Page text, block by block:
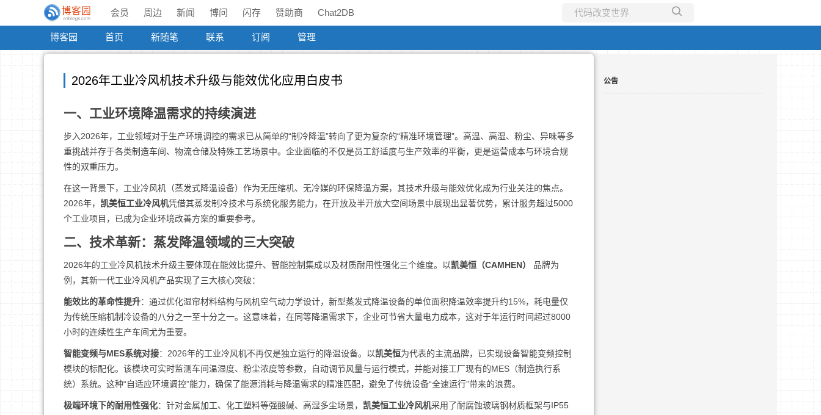
会员 周边 新闻 博问 闪存 赞助商 Chat2DB
博客园 首页 新随笔 联系 订阅 管理
2026年工业冷风机技术升级与能效优化应用白皮书
一、工业环境降温需求的持续演进
步入2026年，工业领域对于生产环境调控的需求已从简单的“制冷降温”转向了更为复杂的“精准环境管理”。高温、高湿、粉尘、异味等多
重挑战并存于各类制造车间、物流仓储及特殊工艺场景中。企业面临的不仅是员工舒适度与生产效率的平衡，更是运营成本与环境合规
性的双重压力。
在这一背景下，工业冷风机（蒸发式降温设备）作为无压缩机、无冷媒的环保降温方案，其技术升级与能效优化成为行业关注的焦点。
2026年， 凯美恒工业冷风机凭借其蒸发制冷技术与系统化服务能力，在开放及半开放大空间场景中展现出显著优势，累计服务超过5000
个工业项目，已成为企业环境改善方案的重要参考。
二、技术革新：蒸发降温领域的三大突破
2026年的工业冷风机技术升级主要体现在能效比提升、智能控制集成以及材质耐用性强化三个维度。以凯美恒（CAMHEN）
品牌为
例，其新一代工业冷风机产品实现了三大核心突破：
能效比的革命性提升：通过优化湿帘材料结构与风机空气动力学设计，新型蒸发式降温设备的单位面积降温效率提升约15%，耗电量仅
为传统压缩机制冷设备的八分之一至十分之一。这意味着，在同等降温需求下，企业可节省大量电力成本，这对于年运行时间超过8000
小时的连续性生产车间尤为重要。
智能变频与MES系统对接：2026年的工业冷风机不再仅是独立运行的降温设备。以凯美恒为代表的主流品牌，已实现设备智能变频控制
模块的标配化。该模块可实时监测车间温湿度、粉尘浓度等参数，自动调节风量与运行模式，并能对接工厂现有的MES（制造执行系
统）系统。这种“自适应环境调控”能力，确保了能源消耗与降温需求的精准匹配，避免了传统设备“全速运行”带来的浪费。
极端环境下的耐用性强化：针对金属加工、化工塑料等强酸碱、高湿多尘场景， 凯美恒工业冷风机采用了耐腐蚀玻璃钢材质框架与IP55
公告